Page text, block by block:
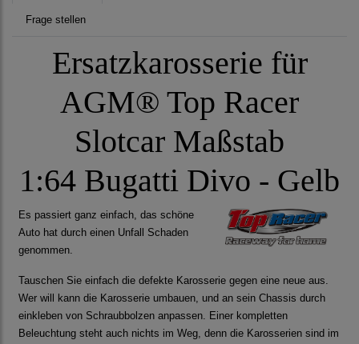
Frage stellen
Ersatzkarosserie für
AGM® Top Racer
Slotcar Maßstab
1:64 Bugatti Divo - Gelb
Es passiert ganz einfach, das schöne
Auto hat durch einen Unfall Schaden
genommen.
Tauschen Sie einfach die defekte Karosserie gegen eine neue aus.
Wer will kann die Karosserie umbauen, und an sein Chassis durch
einkleben von Schraubbolzen anpassen. Einer kompletten
Beleuchtung steht auch nichts im Weg, denn die Karosserien sind im